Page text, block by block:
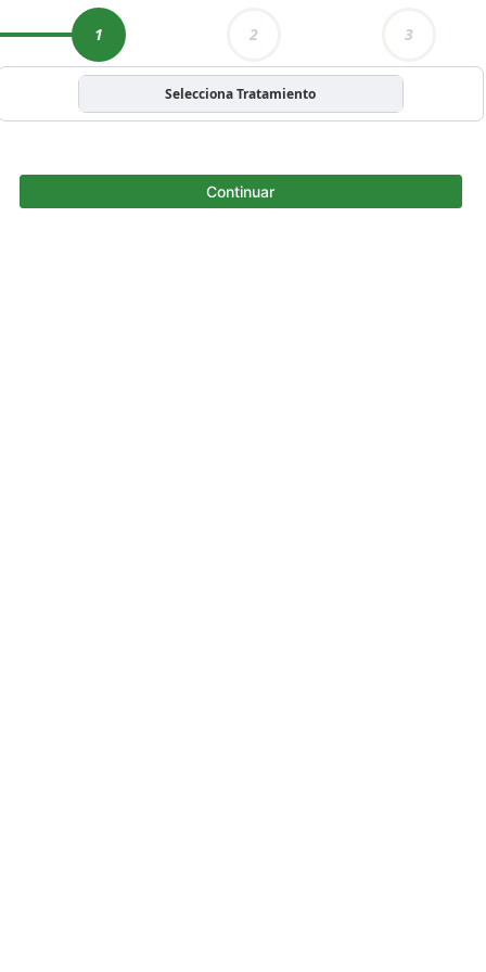
1 2 3
Selecciona Tratamiento
Continuar